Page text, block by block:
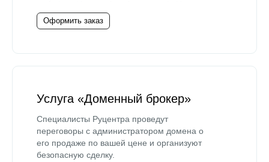
Оформить заказ
Услуга «Доменный брокер»
Специалисты Руцентра проведут
переговоры с администратором домена о
его продаже по вашей цене и организуют
безопасную сделку.